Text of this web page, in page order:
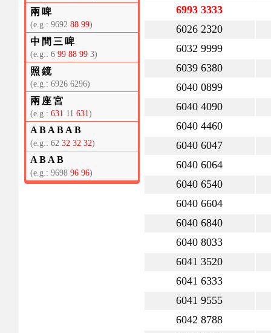
兩啤
(e.g.: 9692 88 99)
中間三啤
(e.g.: 6 99 88 99 3)
照鏡
(e.g.: 6926 6296)
兩座宮
(e.g.: 631 11 631)
ABABAB
(e.g.: 62 32 32 32)
ABAB
(e.g.: 9698 96 96)
6993 3333
6026 2320
6032 9999
6039 6380
6040 0899
6040 4090
6040 4460
6040 6047
6040 6064
6040 6540
6040 6604
6040 6840
6040 8033
6041 3520
6041 6333
6041 9555
6042 8788